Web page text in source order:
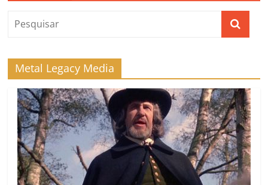
Metal Legacy Media